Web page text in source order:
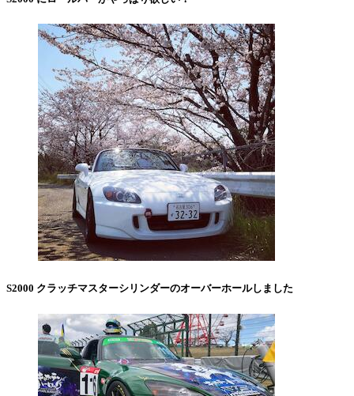
S2000 クラッチマスターシリンダーのオーバーホールしました